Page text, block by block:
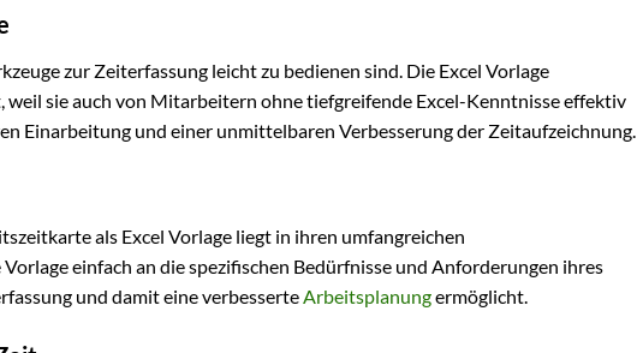
zur Zeiterfassung leicht zu bedienen sind. Die Excel Vorlage
weil sie auch von Mitarbeitern ohne tiefgreifende Excel-Kenntnisse effektiv
Einarbeitung und einer unmittelbaren Verbesserung der Zeitaufzeichnung.
als Excel Vorlage liegt in ihren umfangreichen
einfach an die spezifischen Bedürfnisse und Anforderungen ihres
und damit eine verbesserteArbeitsplanungermöglicht.